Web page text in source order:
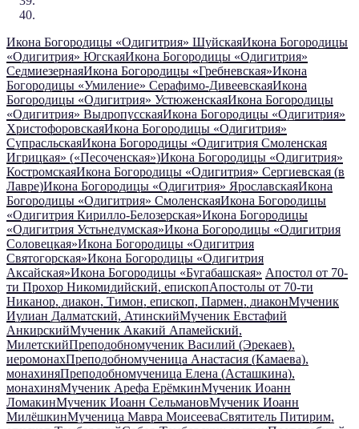
Икона Богородицы «Одигитрия» ШуйскаяИкона Богородицы
«Одигитрия» ЮгскаяИкона Богородицы «Одигитрия»
СедмиезернаяИкона Богородицы «Гребневская»Икона
Богородицы «Умиление» Серафимо-ДивеевскаяИкона
Богородицы «Одигитрия» УстюженскаяИкона Богородицы
«Одигитрия» ВыдропусскаяИкона Богородицы «Одигитрия»
ХристофоровскаяИкона Богородицы «Одигитрия»
СупрасльскаяИкона Богородицы «Одигитрия Смоленская
Игрицкая» («Песоченская»)Икона Богородицы «Одигитрия»
КостромскаяИкона Богородицы «Одигитрия» Сергиевская (в
Лавре)Икона Богородицы «Одигитрия» ЯрославскаяИкона
Богородицы «Одигитрия» СмоленскаяИкона Богородицы
«Одигитрия Кирилло-Белозерская»Икона Богородицы
«Одигитрия Устьнедумская»Икона Богородицы «Одигитрия
Соловецкая»Икона Богородицы «Одигитрия
Святогорская»Икона Богородицы «Одигитрия
Аксайская»Икона Богородицы «Бугабашская» Апостол от 70-
ти Прохор Никомидийский, епископАпостолы от 70-ти
Никанор, диакон, Тимон, епископ, Пармен, диаконМученик
Иулиан Далматский, АтинскийМученик Евстафий
АнкирскийМученик Акакий Апамейский,
МилетскийПреподобномученик Василий (Эрекаев),
иеромонахПреподобномученица Анастасия (Камаева),
монахиняПреподобномученица Елена (Асташкина),
монахиняМученик Арефа ЕрёмкинМученик Иоанн
ЛомакинМученик Иоанн СельмановМученик Иоанн
МилёшкинМученица Мавра МоисееваСвятитель Питирим,